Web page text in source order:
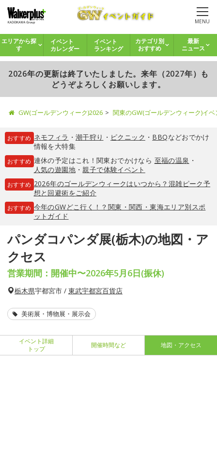
MENU
エリアから探
す
イベント
カレンダー
イベント
ランキング
カテゴリ別
おすすめ
最新
ニュース
2026年の更新は終了いたしました。来年（2027年）も
どうぞよろしくお願いします。
GW(ゴールデンウィーク)2026 関東のGW(ゴールデンウィーク)イ
おすすめ ネモフィラ ・ 潮干狩り ・ ピクニック ・ BBQなどおでかけ
情報を大特集
おすすめ 連休の予定はこれ！関東おでかけなら 至福の温泉 ・
人気の遊園地・親子で体験イベント
おすすめ 2026年のゴールデンウィークはいつから？混雑ピーク予
想と回避術をご紹介
おすすめ 今年のGWどこ行く！？関東・関西・東海エリア別スポ
ットガイド
パンダコパンダ展(栃木)の地図・ア
クセス
営業期間：開催中〜2026年5月6日(振休)
栃木県宇都宮市 / 東武宇都宮百貨店
美術展・博物展・展示会
イベント詳細
トップ
開催時間など 地図・アクセス